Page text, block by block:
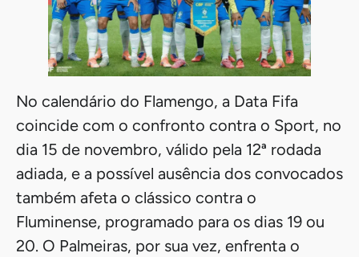
No calendário do Flamengo, a Data Fifa
coincide com o confronto contra o Sport, no
dia 15 de novembro, válido pela 12ª rodada
adiada, e a possível ausência dos convocados
também afeta o clássico contra o
Fluminense, programado para os dias 19 ou
20. O Palmeiras, por sua vez, enfrenta o